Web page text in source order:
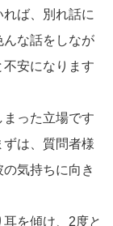
ば、別れ話に
んな話をしなが
安になります
った立場です
は、質問者様
気持ちに向き
を傾け、2度と